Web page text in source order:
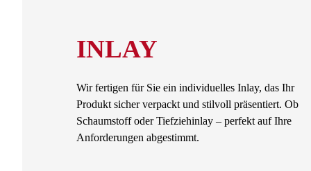
INLAY
Wir fertigen für Sie ein individuelles Inlay, das Ihr
Produkt sicher verpackt und stilvoll präsentiert. Ob
Schaumstoff oder Tiefziehinlay – perfekt auf Ihre
Anforderungen abgestimmt.